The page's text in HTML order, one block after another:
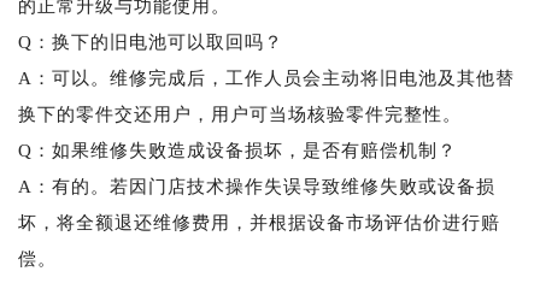
的正常升级与功能使用。
Q：换下的旧电池可以取回吗？
A：可以。维修完成后，工作人员会主动将旧电池及其他替
换下的零件交还用户，用户可当场核验零件完整性。
Q：如果维修失败造成设备损坏，是否有赔偿机制？
A：有的。若因门店技术操作失误导致维修失败或设备损
坏，将全额退还维修费用，并根据设备市场评估价进行赔
偿。